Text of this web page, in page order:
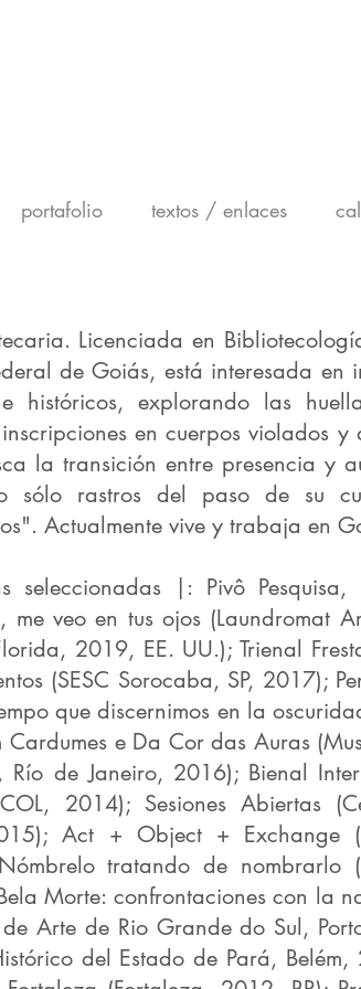
portafolio textos / enlaces
Licenciada en
de Goiás, está interesada en
e históricos, explorando las
en cuerpos violados y
la transición entre presencia y
sólo rastros del paso de su
Actualmente vive y trabaja en
seleccionadas |: Pivô Pesquisa,
me veo en tus ojos (Laundromat
2019, EE. UU.); Trienal
(SESC Sorocaba, SP, 2017);
que discernimos en la
e Da Cor das Auras
de Janeiro, 2016); Bienal
2014); Sesiones Abiertas
Act + Object + Exchange
tratando de nombrarlo
Morte: confrontaciones con la
Arte de Rio Grande do Sul,
del Estado de Pará,